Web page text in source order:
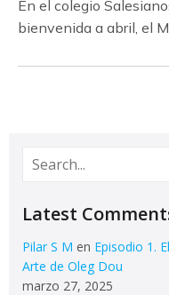
En el colegio
bienvenida a abril, el
Latest
Pilar S M en Episodio 1.
Arte de Oleg Dou
marzo 27, 2025